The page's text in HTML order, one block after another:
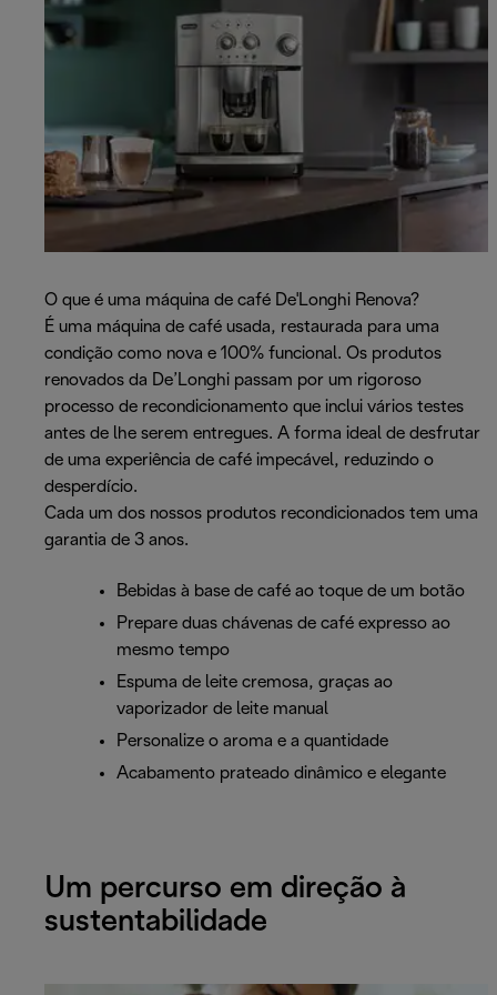
O que é uma máquina de café De'Longhi Renova?
É uma máquina de café usada, restaurada para uma
condição como nova e 100% funcional. Os produtos
renovados da De’Longhi passam por um rigoroso
processo de recondicionamento que inclui vários testes
antes de lhe serem entregues. A forma ideal de desfrutar
de uma experiência de café impecável, reduzindo o
desperdício.
Cada um dos nossos produtos recondicionados tem uma
garantia de 3 anos.
Bebidas à base de café ao toque de um botão
Prepare duas chávenas de café expresso ao
mesmo tempo
Espuma de leite cremosa, graças ao
vaporizador de leite manual
Personalize o aroma e a quantidade
Acabamento prateado dinâmico e elegante
Um percurso em direção à
sustentabilidade